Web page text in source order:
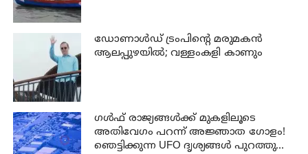
ഡോണാള്‍ഡ് ട്രംപിന്റെ മരുമകന്‍
ആലപ്പുഴയിൽ; വള്ളംകളി കാണും
ഗൾഫ് രാജ്യങ്ങൾക്ക് മുകളിലൂടെ
അതിവേഗം പറന്ന് അജ്ഞാത ഗോളം!
ഞെട്ടിക്കുന്ന UFO ദൃശ്യങ്ങൾ പുറത്തുവിട്ട്